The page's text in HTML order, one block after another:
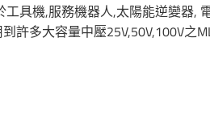
工具機,服務機器人,太陽能逆變器
許多大容量中壓25V,50V,100V之